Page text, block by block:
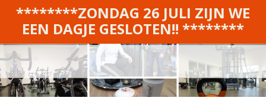
********ZONDAG 26 JULI ZIJN WE
EEN DAGJE GESLOTEN!! ********